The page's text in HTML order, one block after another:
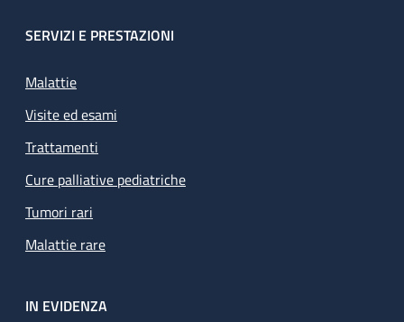
SERVIZI E PRESTAZIONI
Malattie
Visite ed esami
Trattamenti
Cure palliative pediatriche
Tumori rari
Malattie rare
IN EVIDENZA